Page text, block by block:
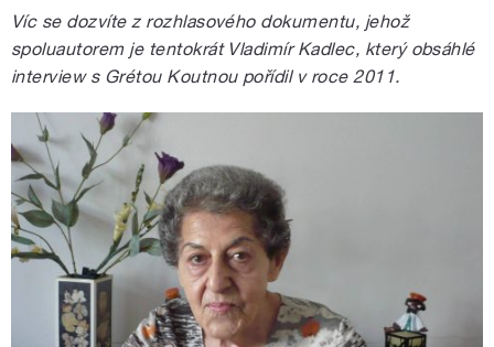
Víc se dozvíte z rozhlasového dokumentu, jehož
spoluautorem je tentokrát Vladimír Kadlec, který obsáhlé
interview s Grétou Koutnou pořídil v roce 2011.